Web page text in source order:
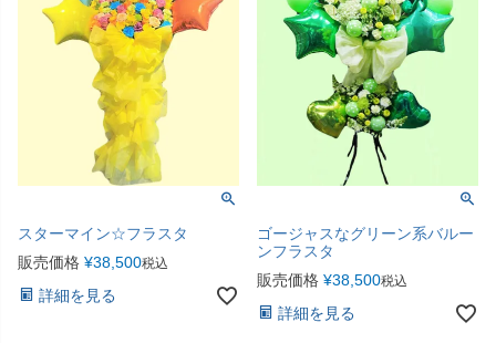
スターマイン☆フラスタ
販売価格 ¥38,500税込
詳細を見る
ゴージャスなグリーン系バルー
ンフラスタ
販売価格 ¥38,500税込
詳細を見る